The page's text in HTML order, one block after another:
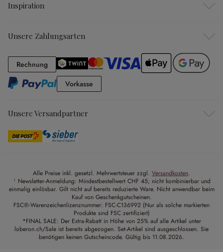
Inspiration
Unsere Zahlungsarten
RechnungRechnung
Vorkasse
Unsere Versandpartner
Alle Preise inkl. gesetzl. Mehrwertsteuer zzgl. Versandkosten.
¹ Newsletter-Anmeldung: Mindestbestellwert CHF 45; nicht kombinierbar und
einmalig einlösbar. Gilt nicht auf bereits reduzierte Ware. Nicht anwendbar beim
Kauf von Geschenkgutscheinen.
FSC®-Warenzeichenlizenznummer: FSC-C136992 (Nur als solche markierten
Produkte sind FSC zertifiziert)
*FINAL SALE: Der Extra-Rabatt in Höhe von 25% auf alle Artikel unter
loberon.ch/Sale ist bereits abgezogen. Set-Artikel sind ausgeschlossen. Sie
benötigen keinen Gutscheincode. Gültig bis 11.08.2026.